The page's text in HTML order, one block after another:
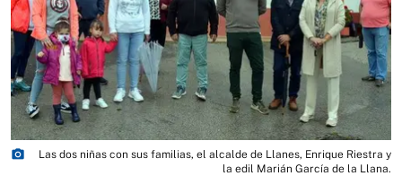
photo_camera
Las dos niñas con sus familias, el alcalde de Llanes, Enrique Riestra y
la edil Marián García de la Llana.